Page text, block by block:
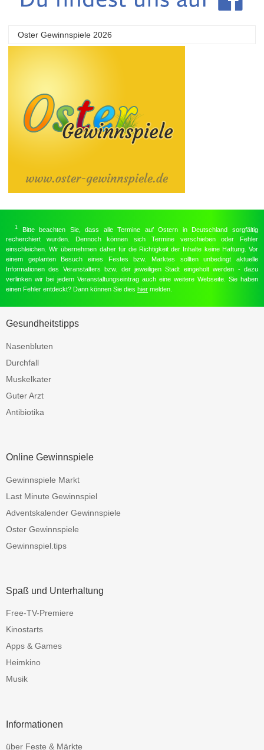
Oster Gewinnspiele 2026
1
Bitte beachten Sie, dass alle Termine auf Ostern in Deutschland sorgfältig
recherchiert wurden. Dennoch können sich Termine verschieben oder Fehler
einschleichen. Wir übernehmen daher für die Richtigkeit der Inhalte keine Haftung. Vor
einem geplanten Besuch eines Festes bzw. Marktes sollten unbedingt aktuelle
Informationen des Veranstalters bzw. der jeweiligen Stadt eingeholt werden - dazu
verlinken wir bei jedem Veranstaltungseintrag auch eine weitere Webseite. Sie haben
einen Fehler entdeckt? Dann können Sie dies hier melden.
Gesundheitstipps
Nasenbluten
Durchfall
Muskelkater
Guter Arzt
Antibiotika
Online Gewinnspiele
Gewinnspiele Markt
Last Minute Gewinnspiel
Adventskalender Gewinnspiele
Oster Gewinnspiele
Gewinnspiel.tips
Spaß und Unterhaltung
Free-TV-Premiere
Kinostarts
Apps & Games
Heimkino
Musik
Informationen
über Feste & Märkte